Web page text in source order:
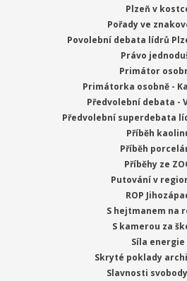
Plzeň v
Pořady ve
Povolební debata lídrů
Právo
Primátor
Primátorka osobně -
Předvolební debata -
Předvolební superdebata
Příběh
Příběh
Příběhy ze
Putování v
ROP
S hejtmanem na
S kamerou za
Síla energie
Skryté poklady
Slavnosti